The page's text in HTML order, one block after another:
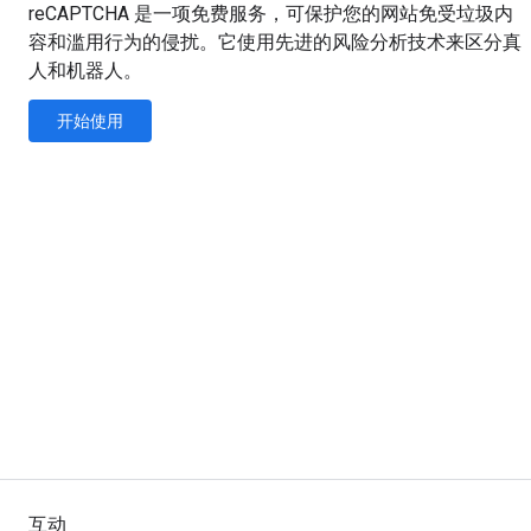
reCAPTCHA 是一项免费服务，可保护您的网站免受垃圾内
容和滥用行为的侵扰。它使用先进的风险分析技术来区分真
人和机器人。
开始使用
互动